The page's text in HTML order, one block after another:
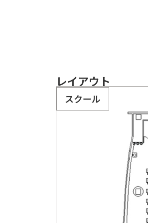
レイアウト
スクール